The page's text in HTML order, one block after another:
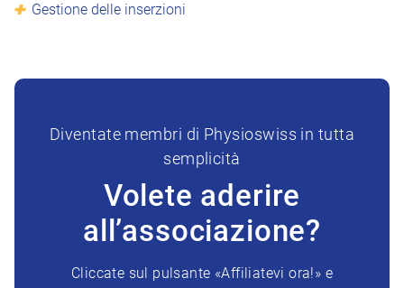
Gestione delle inserzioni
Diventate membri di Physioswiss in tutta
semplicità
Volete aderire
all’associazione?
Cliccate sul pulsante «Affiliatevi ora!» e